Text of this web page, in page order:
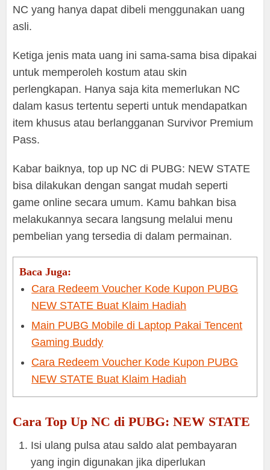
NC yang hanya dapat dibeli menggunakan uang
asli.
Ketiga jenis mata uang ini sama-sama bisa dipakai
untuk memperoleh kostum atau skin
perlengkapan. Hanya saja kita memerlukan NC
dalam kasus tertentu seperti untuk mendapatkan
item khusus atau berlangganan Survivor Premium
Pass.
Kabar baiknya, top up NC di PUBG: NEW STATE
bisa dilakukan dengan sangat mudah seperti
game online secara umum. Kamu bahkan bisa
melakukannya secara langsung melalui menu
pembelian yang tersedia di dalam permainan.
Baca Juga:
Cara Redeem Voucher Kode Kupon PUBG
NEW STATE Buat Klaim Hadiah
Main PUBG Mobile di Laptop Pakai Tencent
Gaming Buddy
Cara Redeem Voucher Kode Kupon PUBG
NEW STATE Buat Klaim Hadiah
Cara Top Up NC di PUBG: NEW STATE
Isi ulang pulsa atau saldo alat pembayaran
yang ingin digunakan jika diperlukan